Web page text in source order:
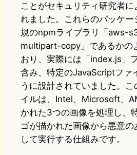
ことがセキュリティ研究者に
れました。これらのパッケー
規のnpmライブラリ「aws-
multipart-copy」であるかの
おり、実際には「index.js」
含み、特定のJavaScriptファ
うに設計されていました。
イルは、Intel、Microsoft、
かれた3つの画像を処理し、
ゴが描かれた画像から悪意の
して実行する仕組みです。